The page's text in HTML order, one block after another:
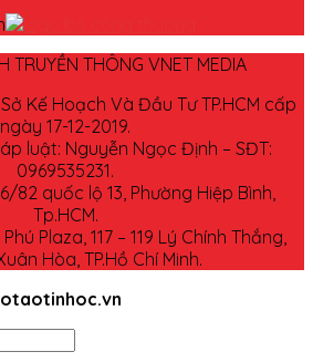
TRUYỀN THÔNG VNET MEDIA
Sở Kế Hoạch Và Đầu Tư TP.HCM cấp
ngày 17-12-2019.
luật: Nguyễn Ngọc Định – SĐT:
0969535231.
82 quốc lộ 13, Phường Hiệp Bình,
Tp.HCM.
Plaza, 117 – 119 Lý Chính Thắng,
Hòa, TP.Hồ Chí Minh.